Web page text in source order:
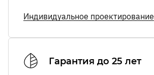
Индивидуальное проектирование
Гарантия до 25 лет